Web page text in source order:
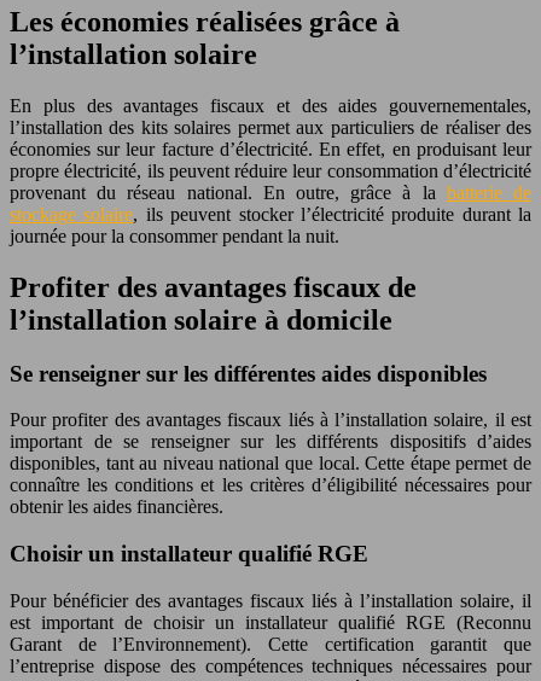
Les économies réalisées grâce à
l’installation solaire
En plus des avantages fiscaux et des aides gouvernementales,
l’installation des kits solaires permet aux particuliers de réaliser des
économies sur leur facture d’électricité. En effet, en produisant leur
propre électricité, ils peuvent réduire leur consommation d’électricité
provenant du réseau national. En outre, grâce à la batterie de
stockage solaire, ils peuvent stocker l’électricité produite durant la
journée pour la consommer pendant la nuit.
Profiter des avantages fiscaux de
l’installation solaire à domicile
Se renseigner sur les différentes aides disponibles
Pour profiter des avantages fiscaux liés à l’installation solaire, il est
important de se renseigner sur les différents dispositifs d’aides
disponibles, tant au niveau national que local. Cette étape permet de
connaître les conditions et les critères d’éligibilité nécessaires pour
obtenir les aides financières.
Choisir un installateur qualifié RGE
Pour bénéficier des avantages fiscaux liés à l’installation solaire, il
est important de choisir un installateur qualifié RGE (Reconnu
Garant de l’Environnement). Cette certification garantit que
l’entreprise dispose des compétences techniques nécessaires pour